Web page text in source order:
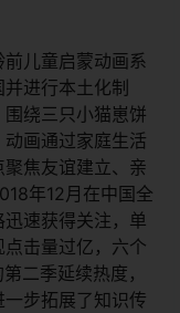
前儿童启蒙动画系
进行本土化制
绕三只小猫崽饼
画通过家庭生活
焦友谊建立、亲
年12月在中国全
速获得关注，单
击量过亿，六个
二季延续热度，
步拓展了知识传